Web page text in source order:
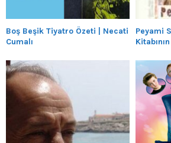
Boş Beşik Tiyatro Özeti | Necati
Cumalı
Peyami